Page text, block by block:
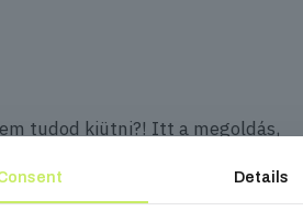
tudod kiütni?! Itt a megoldás,
Details